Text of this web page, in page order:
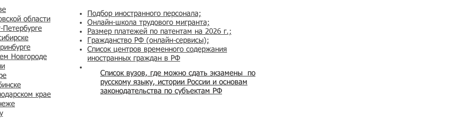
области
Новгороде
крае
Список вузов, где можно сдать экзамены по
русскому языку, истории России и основам
законодательства по субъектам РФ
Подбор иностранного персонала;
Онлайн-школа трудового мигранта;
Размер платежей по патентам на 2026 г.;
Гражданство РФ (онлайн-сервисы);
Список центров временного содержания
иностранных граждан в РФ